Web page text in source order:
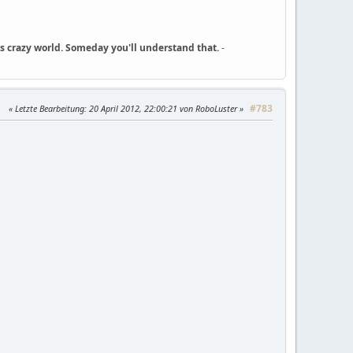
world. Someday you'll understand that.-
#783
Letzte Bearbeitung: 20 April 2012, 22:00:21 von RoboLuster